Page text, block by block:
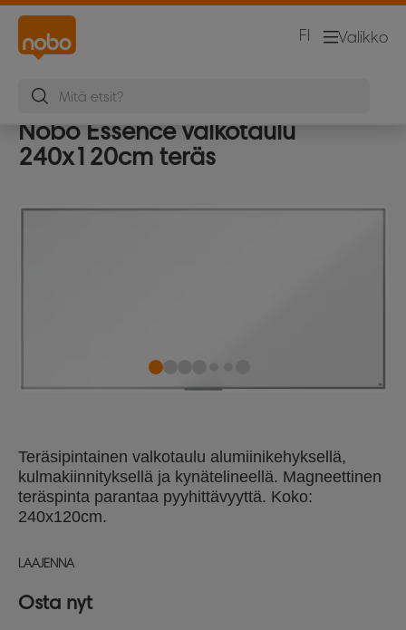
Valikko
FI
Nobo Essence valkotaulu
240x120cm teräs
Teräsipintainen valkotaulu alumiinikehyksellä,
kulmakiinnityksellä ja kynätelineellä. Magneettinen
teräspinta parantaa pyyhittävyyttä. Koko:
240x120cm.
LAAJENNA
Osta nyt